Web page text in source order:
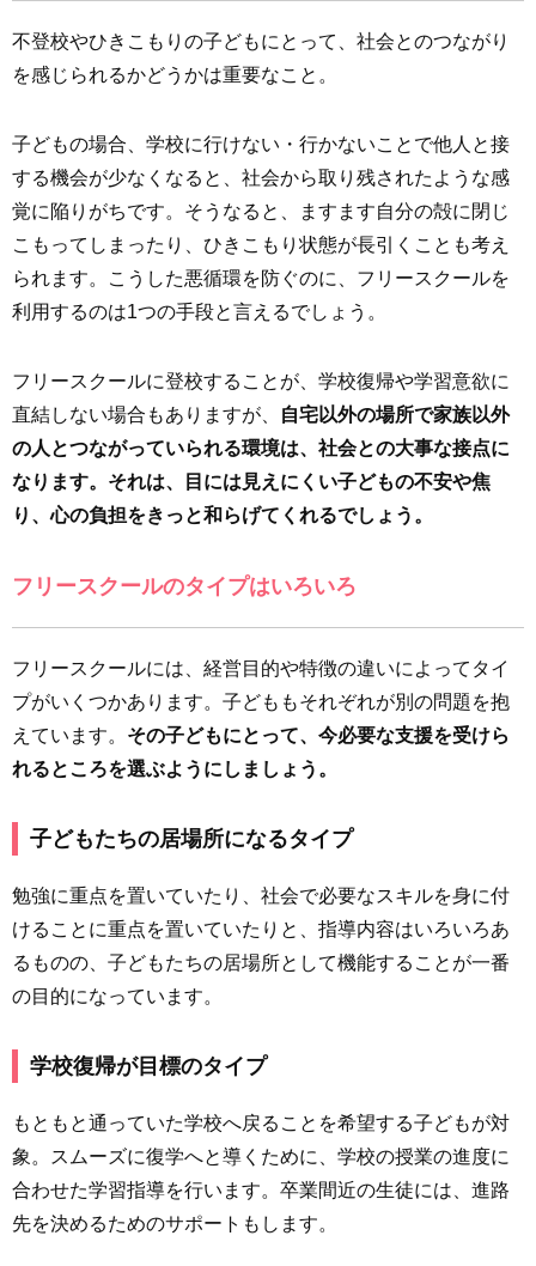
不登校やひきこもりの子どもにとって、社会とのつながり
を感じられるかどうかは重要なこと。
子どもの場合、学校に行けない・行かないことで他人と接
する機会が少なくなると、社会から取り残されたような感
覚に陥りがちです。そうなると、ますます自分の殻に閉じ
こもってしまったり、ひきこもり状態が長引くことも考え
られます。こうした悪循環を防ぐのに、フリースクールを
利用するのは1つの手段と言えるでしょう。
フリースクールに登校することが、学校復帰や学習意欲に
直結しない場合もありますが、
自宅以外の場所で家族以外
の人とつながっていられる環境は、社会との大事な接点に
なります。それは、目には見えにくい子どもの不安や焦
り、心の負担をきっと和らげてくれるでしょう。
フリースクールのタイプはいろいろ
フリースクールには、経営目的や特徴の違いによってタイ
プがいくつかあります。子どももそれぞれが別の問題を抱
えています。 その子どもにとって、今必要な支援を受けら
れるところを選ぶようにしましょう。
子どもたちの居場所になるタイプ
勉強に重点を置いていたり、社会で必要なスキルを身に付
けることに重点を置いていたりと、指導内容はいろいろあ
るものの、子どもたちの居場所として機能することが一番
の目的になっています。
学校復帰が目標のタイプ
もともと通っていた学校へ戻ることを希望する子どもが対
象。スムーズに復学へと導くために、学校の授業の進度に
合わせた学習指導を行います。卒業間近の生徒には、進路
先を決めるためのサポートもします。